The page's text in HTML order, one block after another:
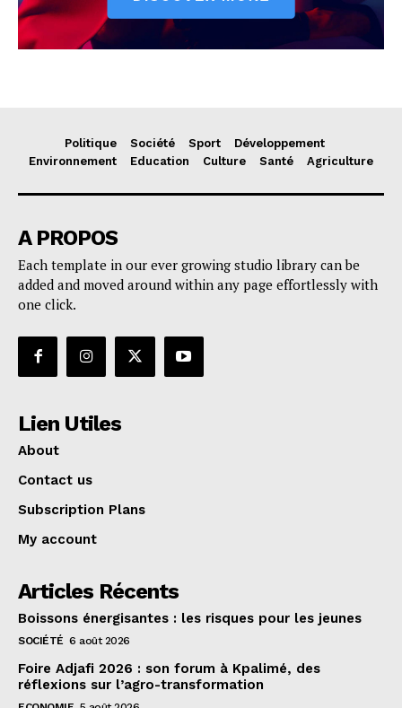
Politique Société Sport
Développement
Environnement
Education Culture Santé Agriculture
A PROPOS
Each template in our ever growing studio library can be
added and moved around within any page effortlessly with
one click.
Lien Utiles
About
Contact us
Subscription Plans
My account
Articles Récents
Boissons énergisantes : les risques pour les jeunes
SOCIÉTÉ 6 août 2026
Foire Adjafi 2026 : son forum à Kpalimé, des
réflexions sur l’agro-transformation